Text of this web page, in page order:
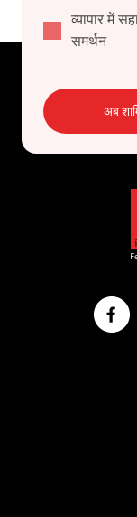
व्यापार में
समर्थन
अब